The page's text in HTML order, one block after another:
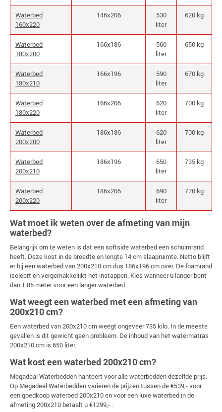
Waterbed
160x220
146x206
530
liter
620 kg
Waterbed
180x200
166x186
560
liter
650 kg
Waterbed
180x210
166x196
590
liter
670 kg
Waterbed
180x220
166x206
620
liter
700 kg
Waterbed
200x200
186x186
620
liter
700 kg
Waterbed
200x210
186x196
650
liter
735 kg
Waterbed
200x220
186x206
690
liter
770 kg
Wat moet ik weten over de afmeting van mijn
waterbed?
Belangrijk om te weten is dat een softside waterbed een schuimrand
heeft. Deze kost in de breedte en lengte 14 cm slaapruimte. Netto blijft
er bij een waterbed van 200x210 cm dus 186x196 cm over. De foamrand
isoleert en vergemakkelijkt het instappen. Kies wanneer u langer bent
dan 1.85 meter voor een langer waterbed.
Wat weegt een waterbed met een afmeting van
200x210 cm?
Een waterbed van 200x210 cm weegt ongeveer 735 kilo. In de meeste
gevallen is dit gewicht geen probleem. De inhoud van het watermatras
200x210 cm is 650 liter.
Wat kost een waterbed 200x210 cm?
Megadeal Waterbedden hanteert voor alle waterbedden dezelfde prijs.
Op Megadeal Waterbedden variëren de prijzen tussen de €539,- voor
een goedkoop waterbed 200x210 en voor een luxe waterbed in de
afmeting 200x210 betaalt u €1299,- .